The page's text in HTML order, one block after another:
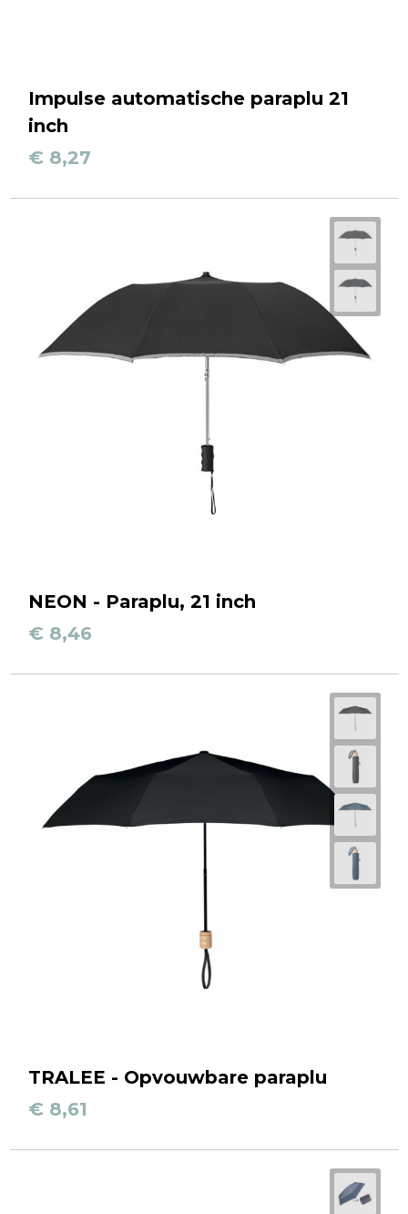
Impulse automatische paraplu 21
inch
€ 8,27
NEON - Paraplu, 21 inch
€ 8,46
TRALEE - Opvouwbare paraplu
€ 8,61